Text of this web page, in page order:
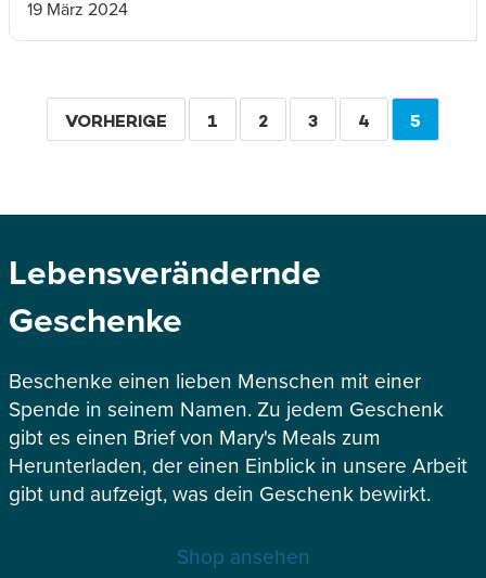
19 März 2024
Seitennummerierung
VORHERIGE
VORHERIGE SEITE
1 SEITE
2 SEITE
3 SEITE
4 5
Lebensverändernde
Geschenke
Beschenke einen lieben Menschen mit einer
Spende in seinem Namen. Zu jedem Geschenk
gibt es einen Brief von Mary's Meals zum
Herunterladen, der einen Einblick in unsere Arbeit
gibt und aufzeigt, was dein Geschenk bewirkt.
Shop ansehen